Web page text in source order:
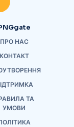
ПРО НАС
КОНТАКТ
ТА
УМОВИ